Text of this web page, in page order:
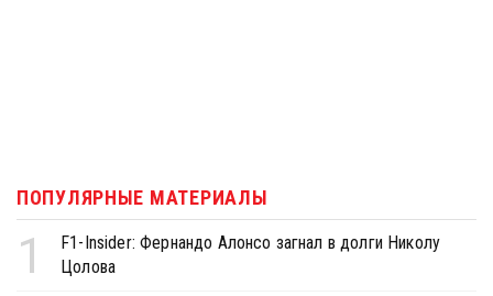
ПОПУЛЯРНЫЕ МАТЕРИАЛЫ
1
F1-Insider: Фернандо Алонсо загнал в долги Николу
Цолова